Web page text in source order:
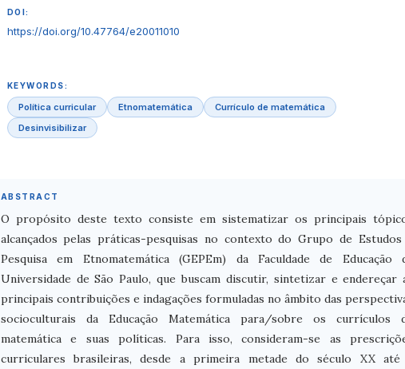
DOI:
https://doi.org/10.47764/e20011010
KEYWORDS:
Política curricular Etnomatemática
Currículo de matemática
Desinvisibilizar
ABSTRACT
O propósito deste texto consiste em sistematizar os principais
alcançados pelas práticas-pesquisas no contexto do Grupo de Estudos
Pesquisa em Etnomatemática (GEPEm) da Faculdade de Educação
Universidade de São Paulo, que buscam discutir, sintetizar e endereçar
principais contribuições e indagações formuladas no âmbito das
socioculturais da Educação Matemática para/sobre os currículos
matemática e suas políticas. Para isso, consideram-se as
curriculares brasileiras, desde a primeira metade do século XX até